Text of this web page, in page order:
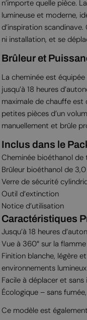
n’importe quelle pièce.
lumineuse et moderne,
d’inspiration
ni installation, et se
Brûleur et
La cheminée est
jusqu’à 18 heures
maximale de chauffe est
petites pièces d’un
manuellement et brûle
Inclus dans le
Cheminée bioéthanol de
Brûleur bioéthanol de
Verre de sécurité
Outil d’extinction
Notice d’utilisation
Caractéristiques
Jusqu’à 18 heures
Vue à 360° sur la
Finition blanche, légère
environnements lumineux
Facile à déplacer et
Écologique – sans
Ce modèle est